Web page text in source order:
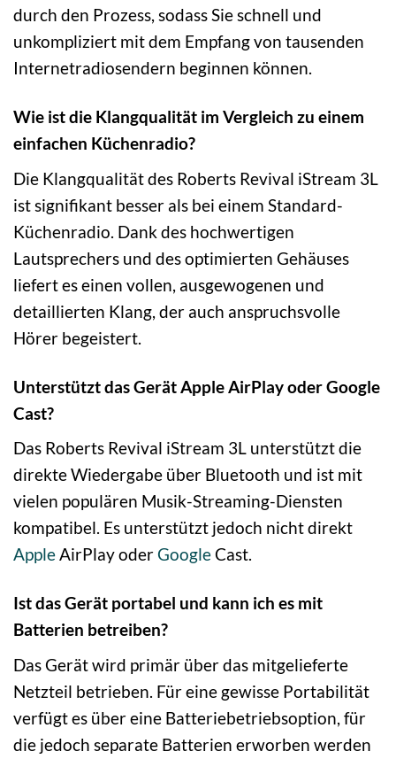
durch den Prozess, sodass Sie schnell und
unkompliziert mit dem Empfang von tausenden
Internetradiosendern beginnen können.
Wie ist die Klangqualität im Vergleich zu einem
einfachen Küchenradio?
Die Klangqualität des Roberts Revival iStream 3L
ist signifikant besser als bei einem Standard-
Küchenradio. Dank des hochwertigen
Lautsprechers und des optimierten Gehäuses
liefert es einen vollen, ausgewogenen und
detaillierten Klang, der auch anspruchsvolle
Hörer begeistert.
Unterstützt das Gerät Apple AirPlay oder Google
Cast?
Das Roberts Revival iStream 3L unterstützt die
direkte Wiedergabe über Bluetooth und ist mit
vielen populären Musik-Streaming-Diensten
kompatibel. Es unterstützt jedoch nicht direkt
AppleAirPlay oderGoogleCast.
Ist das Gerät portabel und kann ich es mit
Batterien betreiben?
Das Gerät wird primär über das mitgelieferte
Netzteil betrieben. Für eine gewisse Portabilität
verfügt es über eine Batteriebetriebsoption, für
die jedoch separate Batterien erworben werden